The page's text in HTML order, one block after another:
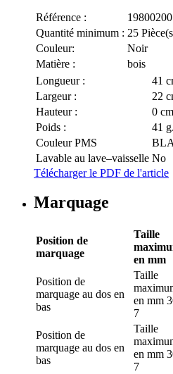
Référence :
19800200
Quantité minimum : 25
Couleur:
Noir
Matière :
bois
Longueur :
41
Largeur :
22
Hauteur :
0
Poids :
41 g.
Couleur PMS
Lavable au lave–vaisselle No
Télécharger le PDF de l'article
Marquage
Position de
marquage
Taille
en mm
Position de
marquage au dos en
bas
Taille
en mm
7
Position de
marquage au dos en
bas
Taille
en mm
7